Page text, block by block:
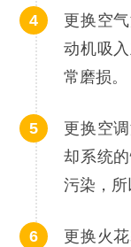
更换空
动机吸
常磨损。
更换空
却系统
污染，所
更换火